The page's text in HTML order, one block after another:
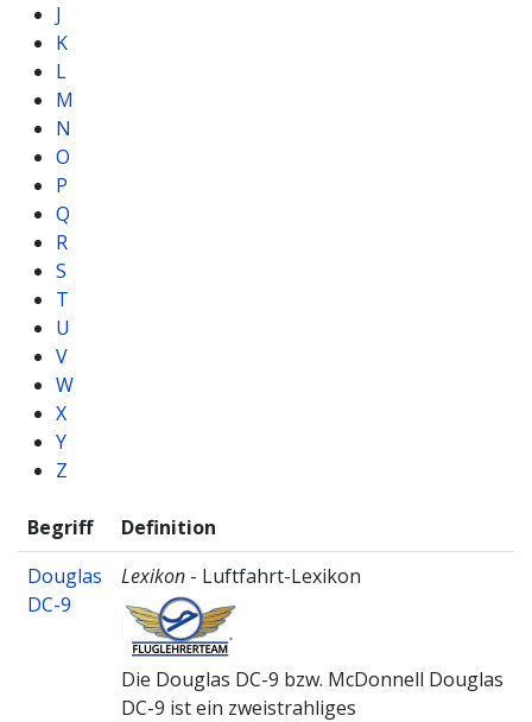
J
K
L
M
N
O
P
Q
R
S
T
U
V
W
X
Y
Z
Begriff
Definition
Douglas
DC-9
Lexikon - Luftfahrt-Lexikon
Die Douglas DC-9 bzw. McDonnell Douglas
DC-9 ist ein zweistrahliges